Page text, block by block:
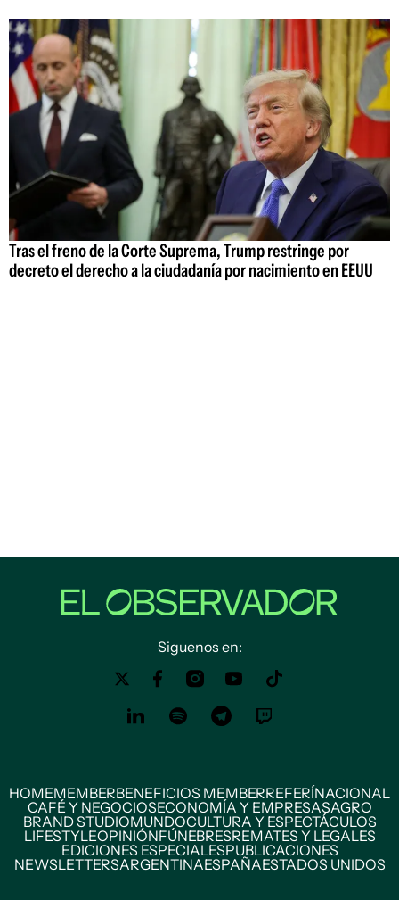
Tras el freno de la Corte Suprema, Trump restringe por
decreto el derecho a la ciudadanía por nacimiento en EEUU
Siguenos en:
HOMEMEMBERBENEFICIOS MEMBERREFERÍNACIONAL
CAFÉ Y NEGOCIOSECONOMÍA Y EMPRESASAGRO
BRAND STUDIOMUNDOCULTURA Y ESPECTÁCULOS
LIFESTYLEOPINIÓNFÚNEBRESREMATES Y LEGALES
EDICIONES ESPECIALESPUBLICACIONES
NEWSLETTERSARGENTINAESPAÑAESTADOS UNIDOS